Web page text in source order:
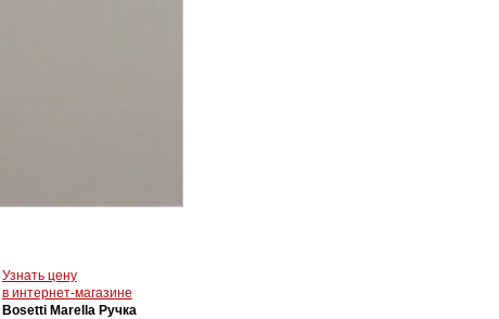
Узнать цену
в интернет-магазине
Bosetti Marella Ручка